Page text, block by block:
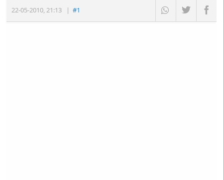
22-05-2010,21:13 |#1